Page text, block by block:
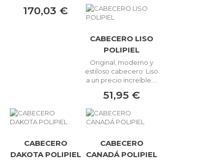
170,03 €
CABECERO LISO
POLIPIEL
Original, moderno y
estiloso cabecero Liso
a un precio increíble....
51,95 €
CABECERO
DAKOTA POLIPIEL
CABECERO
CANADÁ POLIPIEL